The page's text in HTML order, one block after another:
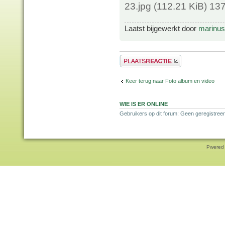
23.jpg (112.21 KiB)
Laatst bijgewerkt door marinus
Plaats een reactie
Keer terug naar Foto album en video
WIE IS ER ONLINE
Gebruikers op dit forum: Geen